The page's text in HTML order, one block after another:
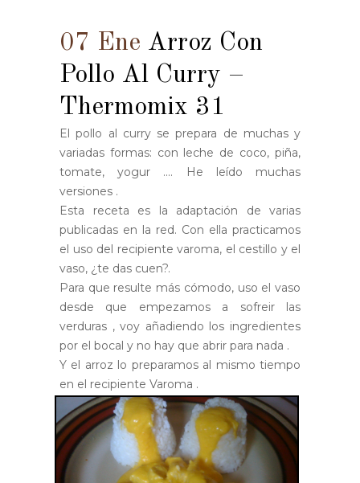
07 Ene Arroz Con
Pollo Al Curry –
Thermomix 31
El pollo al curry se prepara de muchas y
variadas formas: con leche de coco, piña,
tomate, yogur .... He leído muchas
versiones .
Esta receta es la adaptación de varias
publicadas en la red. Con ella practicamos
el uso del recipiente varoma, el cestillo y el
vaso, ¿te das cuen?.
Para que resulte más cómodo, uso el vaso
desde que empezamos a sofreir las
verduras , voy añadiendo los ingredientes
por el bocal y no hay que abrir para nada .
Y el arroz lo preparamos al mismo tiempo
en el recipiente Varoma .